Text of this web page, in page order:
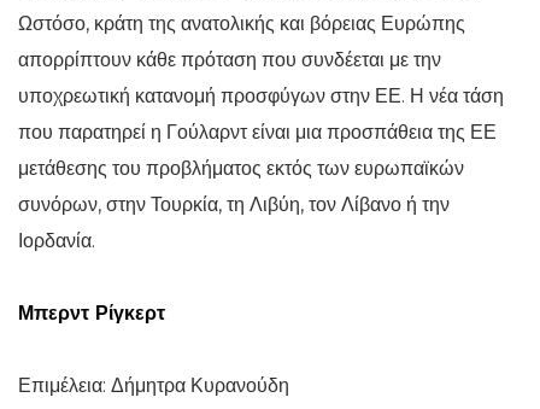
Ωστόσο, κράτη της ανατολικής και βόρειας Ευρώπης
απορρίπτουν κάθε πρόταση που συνδέεται με την
υποχρεωτική κατανομή προσφύγων στην ΕΕ. Η νέα τάση
που παρατηρεί η Γούλαρντ είναι μια προσπάθεια της ΕΕ
μετάθεσης του προβλήματος εκτός των ευρωπαϊκών
συνόρων, στην Τουρκία, τη Λιβύη, τον Λίβανο ή την
Ιορδανία.
Μπερντ Ρίγκερτ
Επιμέλεια: Δήμητρα Κυρανούδη